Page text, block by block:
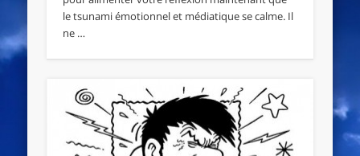
le tsunami émotionnel et médiatique se calme. Il
ne …